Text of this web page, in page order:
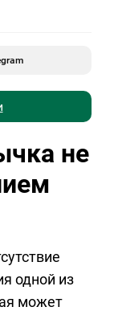
не
одной из
может